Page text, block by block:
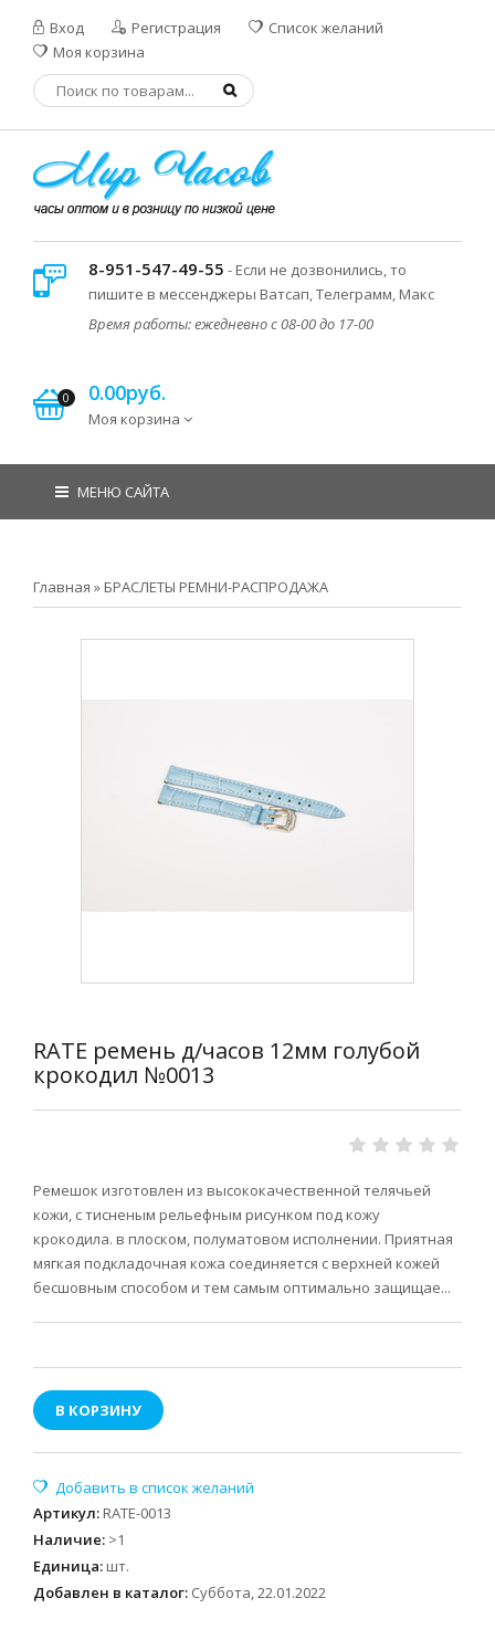
Вход Регистрация
Список желаний
Моя корзина
8-951-547-49-55 - Если не дозвонились, то
пишите в мессенджеры Ватсап, Телеграмм, Макс
Время работы: ежедневно с 08-00 до 17-00
0 0.00руб.
Моя корзина
МЕНЮ САЙТА
Главная » БРАСЛЕТЫ РЕМНИ-РАСПРОДАЖА
RATE ремень д/часов 12мм голубой
крокодил №0013
Ремешок изготовлен из высококачественной телячьей
кожи, с тисненым рельефным рисунком под кожу
крокодила. в плоском, полуматовом исполнении. Приятная
мягкая подкладочная кожа соединяется с верхней кожей
бесшовным способом и тем самым оптимально защищае...
В КОРЗИНУ
Артикул: RATE-0013
Наличие: >1
Единица: шт.
Добавлен в каталог: Суббота, 22.01.2022